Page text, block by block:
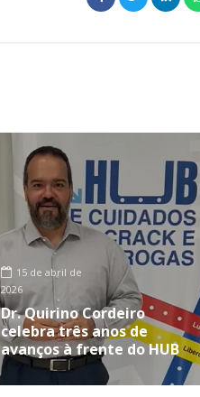
15 de abril de
2026
Dr. Quirino Cordeiro
celebra três anos de
avanços à frente do HUB